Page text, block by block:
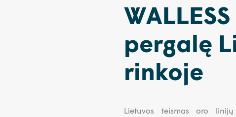
pergalę
rinkoje
Lietuvos teismas oro